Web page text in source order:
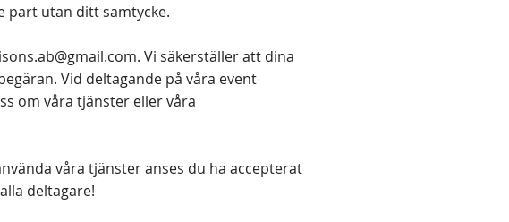
part utan ditt samtycke.
. Vi säkerställer att dina
Vid deltagande på våra event
om våra tjänster eller våra
våra tjänster anses du ha accepterat
deltagare!